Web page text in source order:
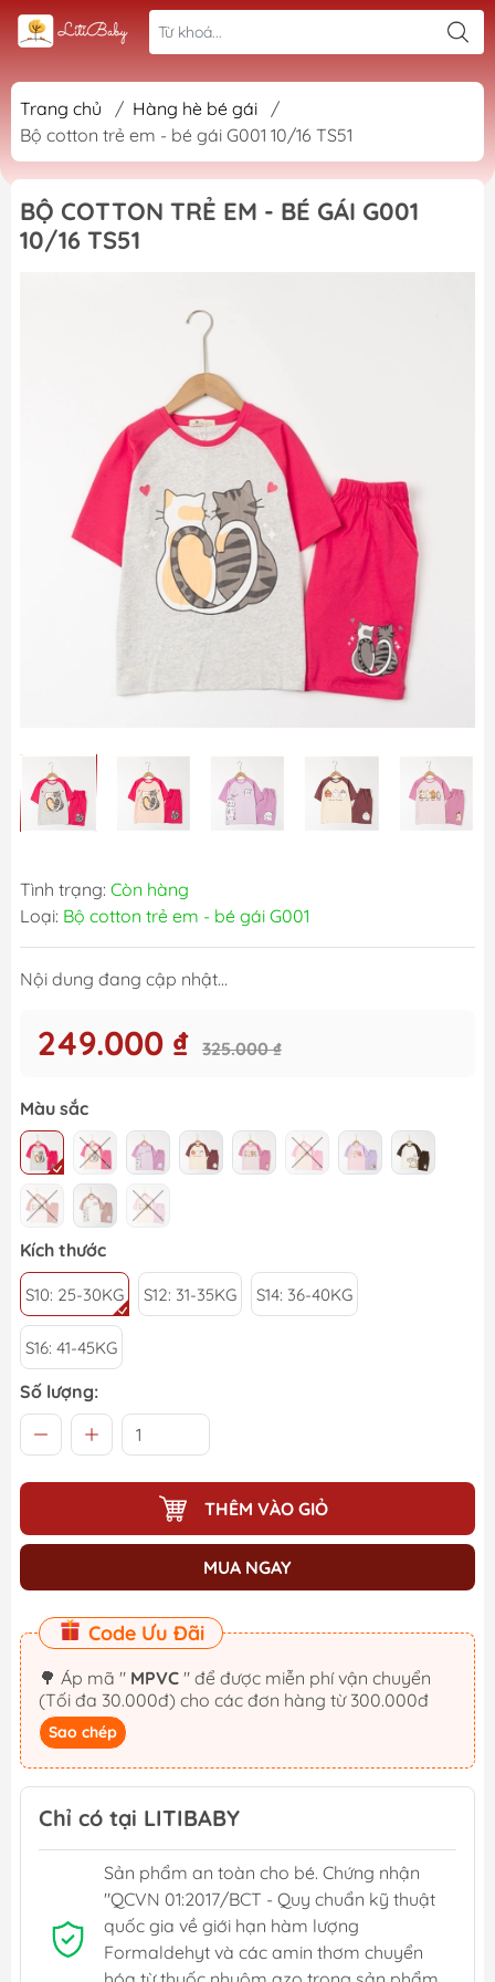
Trang chủ / Hàng hè bé gái
/
Bộ cotton trẻ em - bé gái G001 10/16 TS51
BỘ COTTON TRẺ EM - BÉ GÁI G001
10/16 TS51
Tình trạng: Còn hàng
Loại: Bộ cotton trẻ em - bé gái G001
Nội dung đang cập nhật...
249.000 ₫ 325.000 ₫
Màu sắc
Kích thước
S10: 25-30KG S12: 31-35KG S14: 36-40KG
S16: 41-45KG
Số lượng:
THÊM VÀO GIỎ
MUA NGAY
Code Ưu Đãi
🌳 Áp mã " MPVC " để được miễn phí vận chuyển
(Tối đa 30.000đ) cho các đơn hàng từ 300.000đ
Sao chép
Chỉ có tại LITIBABY
Sản phẩm an toàn cho bé. Chứng nhận
"QCVN 01:2017/BCT - Quy chuẩn kỹ thuật
quốc gia về giới hạn hàm lượng
Formaldehyt và các amin thơm chuyển